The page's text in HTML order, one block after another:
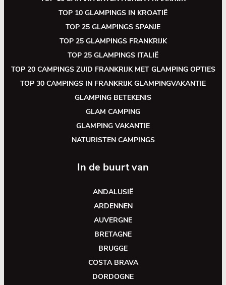
TOP 10 GLAMPINGS IN KROATIË
TOP 25 GLAMPINGS SPANJE
TOP 25 GLAMPINGS FRANKRIJK
TOP 25 GLAMPINGS ITALIË
TOP 20 CAMPINGS ZUID FRANKRIJK MET GLAMPING OPTIES
TOP 30 CAMPINGS IN FRANKRIJK GLAMPINGVAKANTIE
GLAMPING BETEKENIS
GLAM CAMPING
GLAMPING VAKANTIE
NATURISTEN CAMPINGS
In de buurt van
ANDALUSIË
ARDENNEN
AUVERGNE
BRETAGNE
BRUGGE
COSTA BRAVA
DORDOGNE